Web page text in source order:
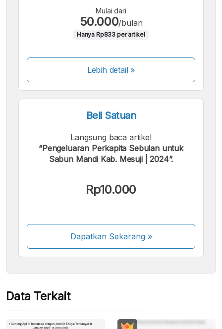
Mulai dari
50.000/bulan
Hanya Rp833 per artikel
Lebih detail »
Beli Satuan
Langsung baca artikel
“Pengeluaran Perkapita Sebulan untuk
Sabun Mandi Kab. Mesuji | 2024”.
Rp10.000
Dapatkan Sekarang»
Kami menerima pembayaran berikut:
proses aktivasi.
Data Terkait